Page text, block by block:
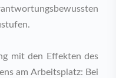
mit den Effekten des
am Arbeitsplatz: Bei